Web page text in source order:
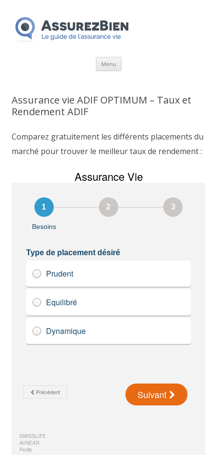
Menu Aller
Assurance vie ADIF OPTIMUM – Taux et
Rendement ADIF
Comparez gratuitement les différents placements du
marché pour trouver le meilleur taux de rendement :